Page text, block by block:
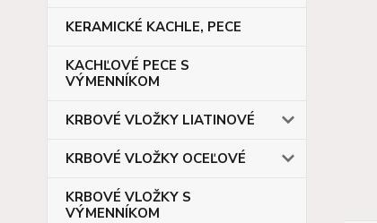
KERAMICKÉ KACHLE, PECE
KACHĽOVÉ PECE S
VÝMENNÍKOM
KRBOVÉ VLOŽKY LIATINOVÉ
KRBOVÉ VLOŽKY OCEĽOVÉ
KRBOVÉ VLOŽKY S
VÝMENNÍKOM